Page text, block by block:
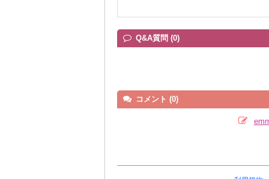
Q&A質問 (0)
コメント (0)